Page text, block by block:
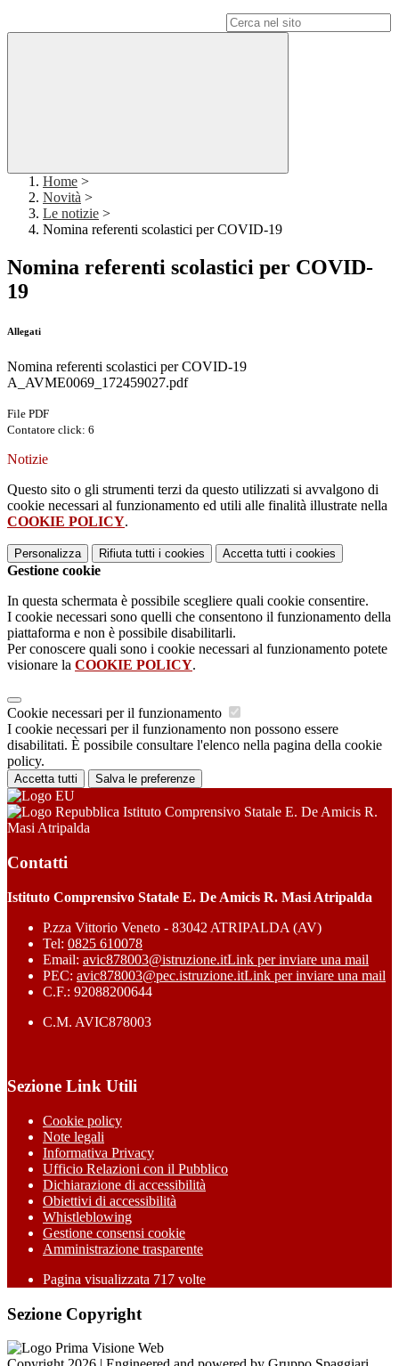
Home >
Novità >
Le notizie >
Nomina referenti scolastici per COVID-19
Nomina referenti scolastici per COVID-
19
Allegati
Nomina referenti scolastici per COVID-19
A_AVME0069_172459027.pdf
File PDF
Contatore click: 6
Notizie
Questo sito o gli strumenti terzi da questo utilizzati si avvalgono di
cookie necessari al funzionamento ed utili alle finalità illustrate nella
COOKIE POLICY.
Personalizza Rifiuta tutti i cookies Accetta tutti i cookies
Gestione cookie
In questa schermata è possibile scegliere quali cookie consentire.
I cookie necessari sono quelli che consentono il funzionamento della
piattaforma e non è possibile disabilitarli.
Per conoscere quali sono i cookie necessari al funzionamento potete
visionare la COOKIE POLICY.
Cookie necessari per il funzionamento
I cookie necessari per il funzionamento non possono essere
disabilitati. È possibile consultare l'elenco nella pagina della cookie
policy.
Accetta tutti Salva le preferenze
Istituto Comprensivo Statale E. De Amicis R.
Masi Atripalda
Contatti
Istituto Comprensivo Statale E. De Amicis R. Masi Atripalda
P.zza Vittorio Veneto - 83042 ATRIPALDA (AV)
Tel: 0825 610078
Email: avic878003@istruzione.itLink per inviare una mail
PEC: avic878003@pec.istruzione.itLink per inviare una mail
C.F.: 92088200644
C.M. AVIC878003
Sezione Link Utili
Cookie policy
Note legali
Informativa Privacy
Ufficio Relazioni con il Pubblico
Dichiarazione di accessibilità
Obiettivi di accessibilità
Whistleblowing
Gestione consensi cookie
Amministrazione trasparente
Pagina visualizzata 717 volte
Sezione Copyright